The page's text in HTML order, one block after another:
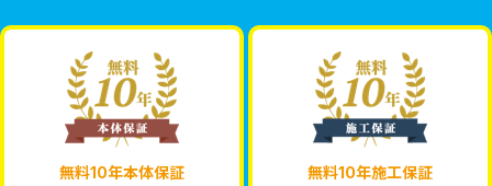
無料10年本体保証 無料10年施工保証